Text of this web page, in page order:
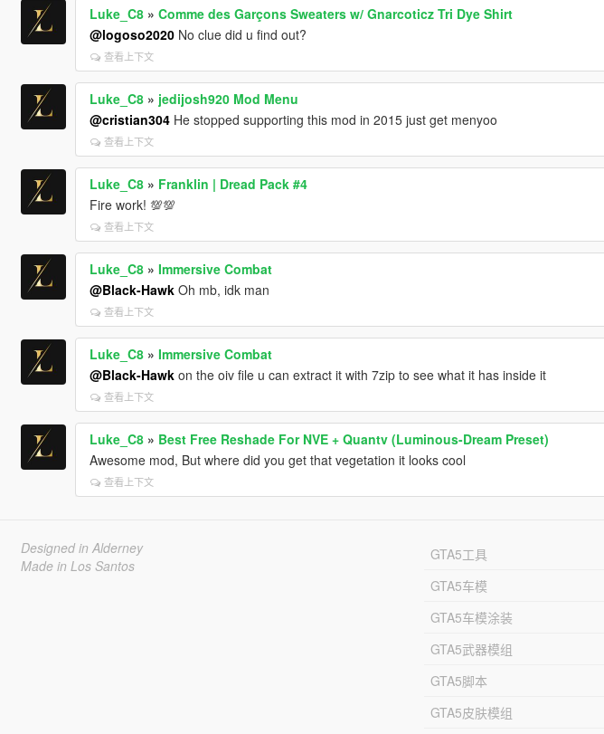
Luke_C8» Comme des Garçons Sweaters w/ Gnarcoticz Tri Dye Shirt
@logoso2020No clue did u find out?
查看上下文
Luke_C8» jedijosh920 Mod Menu
@cristian304He stopped supporting this mod in 2015 just get menyoo
查看上下文
Luke_C8» Franklin | Dread Pack #4
Fire work! 💯💯
查看上下文
Luke_C8» Immersive Combat
@Black-HawkOh mb, idk man
查看上下文
Luke_C8» Immersive Combat
@Black-Hawkon the oiv file u can extract it with 7zip to see what it has inside it
查看上下文
Luke_C8» Best Free Reshade For NVE + Quantv (Luminous-Dream Preset)
Awesome mod, But where did you get that vegetation it looks cool
查看上下文
Designed in Alderney
Made in Los Santos
GTA5工具
GTA5车模
GTA5车模涂装
GTA5武器模组
GTA5脚本
GTA5皮肤模组